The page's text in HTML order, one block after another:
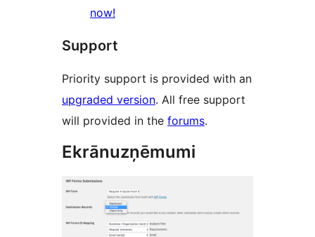
now!
Support
Priority support is provided with an
upgraded version. All free support
will provided in the forums.
Ekrānuzņēmumi